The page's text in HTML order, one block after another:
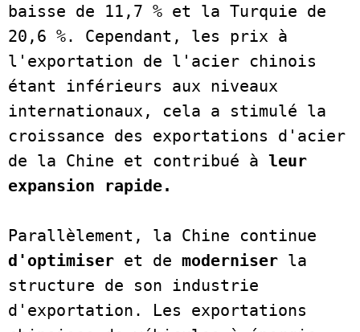
baisse de 11,7 % et la Turquie de
20,6 %. Cependant, les prix à
l'exportation de l'acier chinois
étant inférieurs aux niveaux
internationaux, cela a stimulé la
croissance des exportations d'acier
de la Chine et contribué à leur
expansion rapide.
d'optimiser et de moderniser la
structure de son industrie
d'exportation. Les exportations